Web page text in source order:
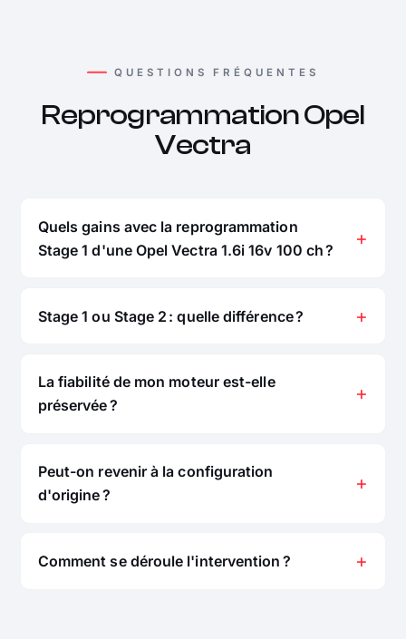
QUESTIONS FRÉQUENTES
Reprogrammation Opel
Vectra
Quels gains avec la reprogrammation
Stage 1 d'une Opel Vectra 1.6i 16v 100 ch ?
Stage 1 ou Stage 2 : quelle différence ?
La fiabilité de mon moteur est-elle
préservée ?
Peut-on revenir à la configuration
d'origine ?
Comment se déroule l'intervention ?